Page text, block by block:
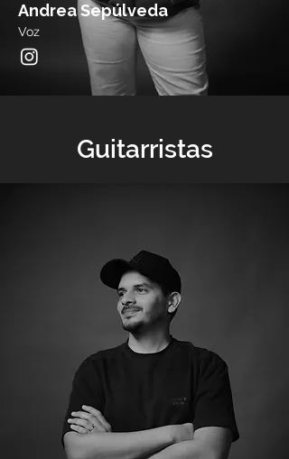
Andrea Sepúlveda
Voz
Guitarristas